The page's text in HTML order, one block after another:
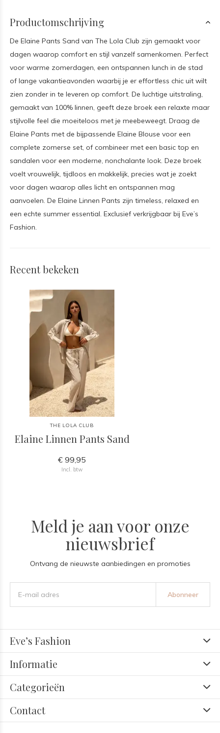
Productomschrijving
De Elaine Pants Sand van The Lola Club zijn gemaakt voor
dagen waarop comfort en stijl vanzelf samenkomen. Perfect
voor warme zomerdagen, een ontspannen lunch in de stad
of lange vakantieavonden waarbij je er effortless chic uit wilt
zien zonder in te leveren op comfort. De luchtige uitstraling,
gemaakt van 100% linnen, geeft deze broek een relaxte maar
stijlvolle feel die moeiteloos met je meebeweegt. Draag de
Elaine Pants met de bijpassende Elaine Blouse voor een
complete zomerse set, of combineer met een basic top en
sandalen voor een moderne, nonchalante look. Deze broek
voelt vrouwelijk, tijdloos en makkelijk, precies wat je zoekt
voor dagen waarop alles licht en ontspannen mag
aanvoelen. De Elaine Linnen Pants zijn timeless, relaxed en
een echte summer essential. Exclusief verkrijgbaar bij Eve’s
Fashion.
Recent bekeken
THE LOLA CLUB
Elaine Linnen Pants Sand
€ 99,95
Incl. btw
Meld je aan voor onze
nieuwsbrief
Ontvang de nieuwste aanbiedingen en promoties
Abonneer
Eve’s Fashion
Informatie
Categorieën
Contact